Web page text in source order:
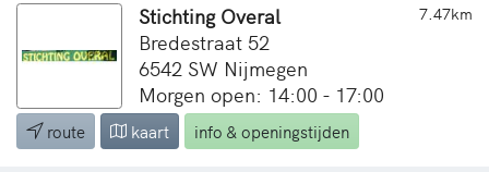
7.47km
Stichting Overal
Bredestraat 52
6542 SW Nijmegen
Morgen open: 14:00 - 17:00
route kaart info & openingstijden